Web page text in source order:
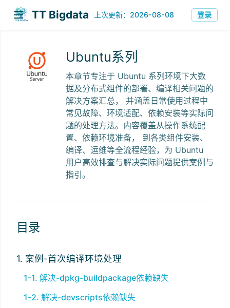
TT Bigdata 上次更新：2026-08-08 登录
Ubuntu系列
本章节专注于 Ubuntu 系列环境下大数
据及分布式组件的部署、编译相关问题的
解决方案汇总， 并涵盖日常使用过程中
常见故障、环境适配、依赖安装等实际问
题的处理方法。内容覆盖从操作系统配
置、依赖环境准备， 到各类组件安装、
编译、运维等全流程经验，为 Ubuntu
用户高效排查与解决实际问题提供案例与
指引。
目录
1. 案例-首次编译环境处理
1-1. 解决-dpkg-buildpackage依赖缺失
1-2. 解决-devscripts依赖缺失